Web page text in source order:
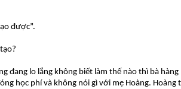
được”.
đang lo lắng không biết làm thế nào thì bà
học phí và không nói gì với mẹ Hoàng.